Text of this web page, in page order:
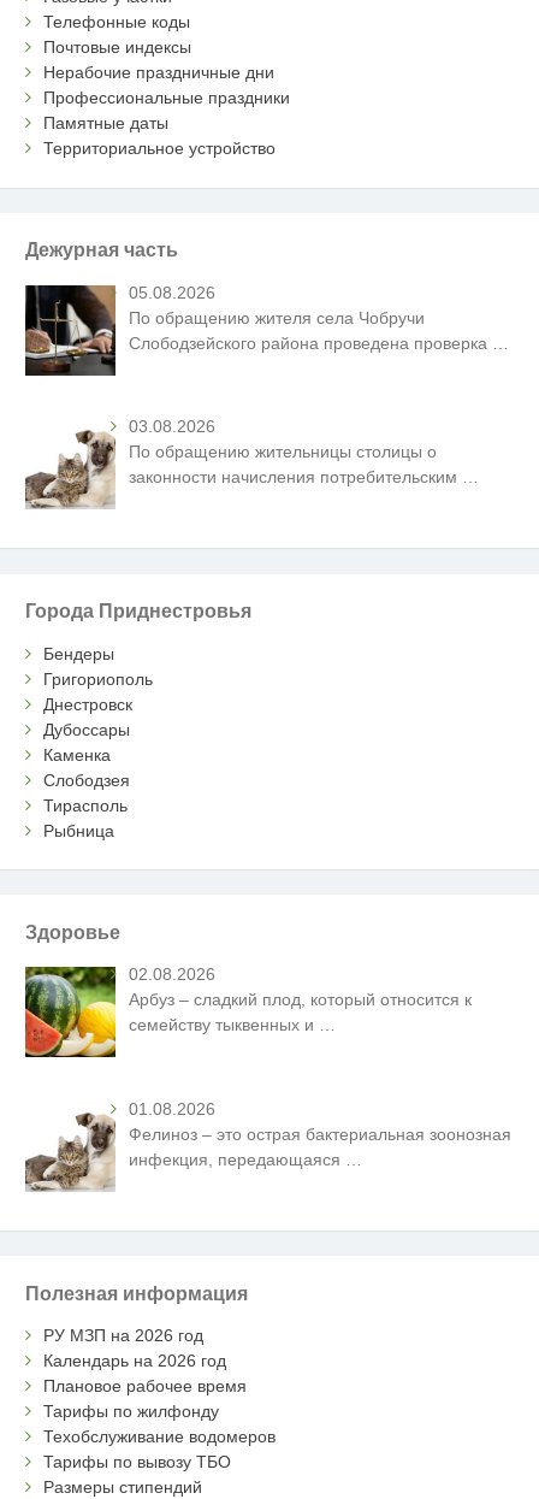
Телефонные коды
Почтовые индексы
Нерабочие праздничные дни
Профессиональные праздники
Памятные даты
Территориальное устройство
Дежурная часть
05.08.2026
По обращению жителя села Чобручи
Слободзейского района проведена проверка
03.08.2026
По обращению жительницы столицы о
законности начисления потребительским
Города Приднестровья
Бендеры
Григориополь
Днестровск
Дубоссары
Каменка
Слободзея
Тирасполь
Рыбница
Здоровье
02.08.2026
Арбуз – сладкий плод, который относится к
семейству тыквенных и
01.08.2026
Фелиноз – это острая бактериальная зоонозная
инфекция, передающаяся
Полезная информация
РУ МЗП на 2026 год
Календарь на 2026 год
Плановое рабочее время
Тарифы по жилфонду
Техобслуживание водомеров
Тарифы по вывозу ТБО
Размеры стипендий